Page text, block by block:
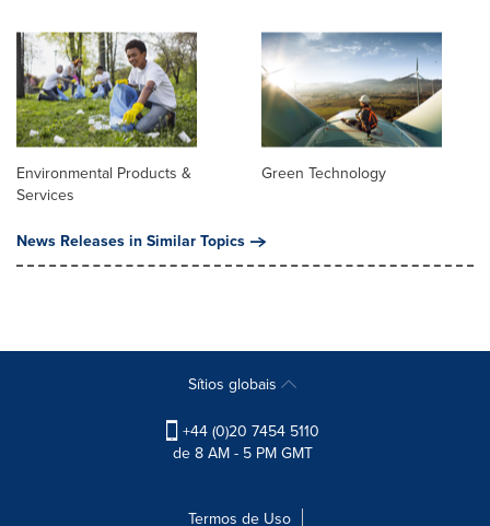
Environmental Products &
Services
Green Technology
News Releases in Similar Topics
Sítios globais
+44 (0)20 7454 5110
de 8 AM - 5 PM GMT
Termos de Uso